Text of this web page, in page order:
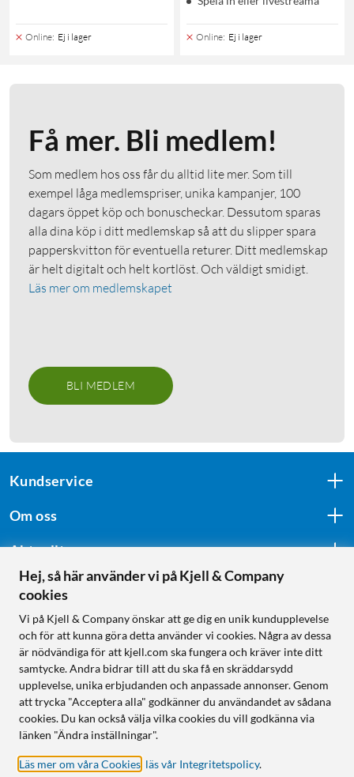
Online: Ej i lager Online: Ej i lager
Få mer. Bli medlem!
Som medlem hos oss får du alltid lite mer. Som till
exempel låga medlemspriser, unika kampanjer, 100
dagars öppet köp och bonuscheckar. Dessutom sparas
alla dina köp i ditt medlemskap så att du slipper spara
papperskvitton för eventuella returer. Ditt medlemskap
är helt digitalt och helt kortlöst. Och väldigt smidigt.
Läs mer om medlemskapet
BLI MEDLEM
Kundservice
Om oss
Aktuellt
Följ oss
Handla från:
Sverige
Norge
Hej, så här använder vi på Kjell & Company
cookies
Vi på Kjell & Company önskar att ge dig en unik kundupplevelse
och för att kunna göra detta använder vi cookies. Några av dessa
är nödvändiga för att kjell.com ska fungera och kräver inte ditt
samtycke. Andra bidrar till att du ska få en skräddarsydd
upplevelse, unika erbjudanden och anpassade annonser. Genom
att trycka "Acceptera alla" godkänner du användandet av sådana
cookies. Du kan också välja vilka cookies du vill godkänna via
länken "Ändra inställningar".
Läs mer om våra Cookies läs vår Integritetspolicy.